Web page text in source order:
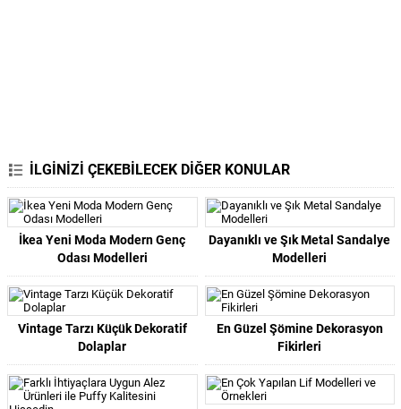
İLGİNİZİ ÇEKEBİLECEK DİĞER KONULAR
İkea Yeni Moda Modern Genç
Odası Modelleri
Dayanıklı ve Şık Metal Sandalye
Modelleri
Vintage Tarzı Küçük Dekoratif
Dolaplar
En Güzel Şömine Dekorasyon
Fikirleri